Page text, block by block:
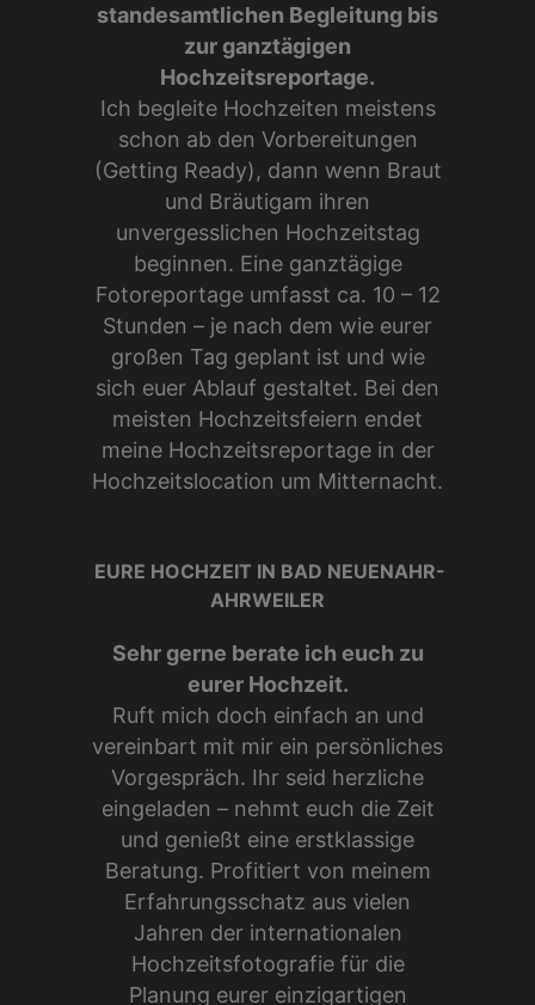
standesamtlichen Begleitung bis
zur ganztägigen
Hochzeitsreportage.
Ich begleite Hochzeiten meistens
schon ab den Vorbereitungen
(Getting Ready), dann wenn Braut
und Bräutigam ihren
unvergesslichen Hochzeitstag
beginnen. Eine ganztägige
Fotoreportage umfasst ca. 10 – 12
Stunden – je nach dem wie eurer
großen Tag geplant ist und wie
sich euer Ablauf gestaltet. Bei den
meisten Hochzeitsfeiern endet
meine Hochzeitsreportage in der
Hochzeitslocation um Mitternacht.
EURE HOCHZEIT IN BAD NEUENAHR-
AHRWEILER
Sehr gerne berate ich euch zu
eurer Hochzeit.
Ruft mich doch einfach an und
vereinbart mit mir ein persönliches
Vorgespräch. Ihr seid herzliche
eingeladen – nehmt euch die Zeit
und genießt eine erstklassige
Beratung. Profitiert von meinem
Erfahrungsschatz aus vielen
Jahren der internationalen
Hochzeitsfotografie für die
Planung eurer einzigartigen